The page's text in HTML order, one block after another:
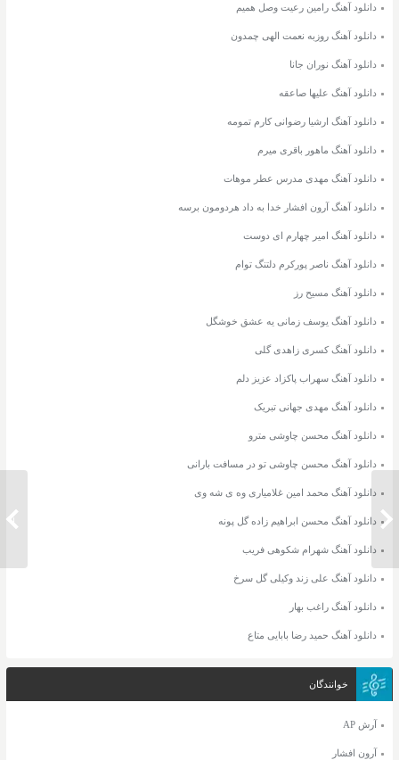
دانلود آهنگ مرتضی اشرفی ای وای
دانلود آهنگ رامین رعیت وصل همیم
دانلود آهنگ روزبه نعمت الهی چمدون
دانلود آهنگ نوران جانا
دانلود آهنگ علیها صاعقه
دانلود آهنگ ارشیا رضوانی کارم تمومه
دانلود آهنگ ماهور باقری میرم
دانلود آهنگ مهدی مدرس عطر موهات
دانلود آهنگ آرون افشار خدا به داد هردومون برسه
دانلود آهنگ امیر چهارم ای دوست
دانلود آهنگ ناصر پورکرم دلتنگ توام
دانلود آهنگ مسیح رز
دانلود آهنگ یوسف زمانی یه عشق خوشگل
دانلود آهنگ کسری زاهدی گلی
دانلود آهنگ سهراب پاکزاد عزیز دلم
دانلود آهنگ مهدی جهانی تبریک
دانلود آهنگ محسن چاوشی مترو
دانلود آهنگ محسن چاوشی تو در مسافت بارانی
دانلود آهنگ محمد امین غلامیاری وه ی شه وی
دانلود آهنگ محسن ابراهیم زاده گل پونه
دانلود آهنگ شهرام شکوهی فریب
دانلود آهنگ علی زند وکیلی گل سرخ
دانلود آهنگ راغب بهار
دانلود آهنگ حمید رضا بابایی متاع
خوانندگان
آرش AP
آرون افشار